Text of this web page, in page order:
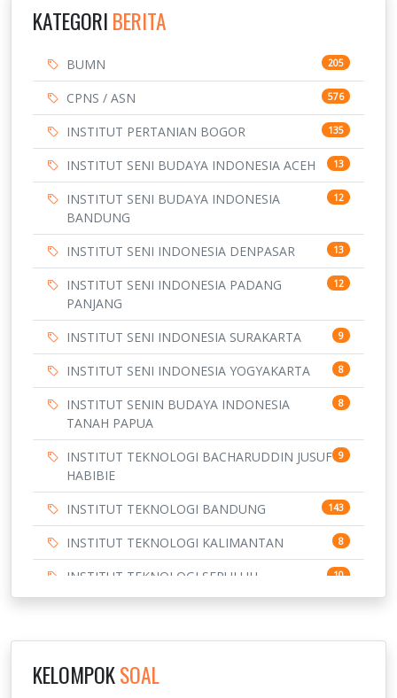
KATEGORI BERITA
BUMN 205
CPNS / ASN 576
INSTITUT PERTANIAN BOGOR 135
INSTITUT SENI BUDAYA INDONESIA ACEH 13
INSTITUT SENI BUDAYA INDONESIA
BANDUNG
12
INSTITUT SENI INDONESIA DENPASAR 13
INSTITUT SENI INDONESIA PADANG
PANJANG
12
INSTITUT SENI INDONESIA SURAKARTA 9
INSTITUT SENI INDONESIA YOGYAKARTA 8
INSTITUT SENIN BUDAYA INDONESIA
TANAH PAPUA
8
INSTITUT TEKNOLOGI BACHARUDDIN JUSUF
HABIBIE
9
INSTITUT TEKNOLOGI BANDUNG 143
INSTITUT TEKNOLOGI KALIMANTAN 8
INSTITUT TEKNOLOGI SEPULUH
NOVEMBER
10
KELOMPOKSOAL